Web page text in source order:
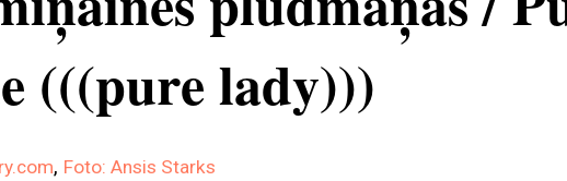
(((pure lady)))
, Foto: Ansis Starks